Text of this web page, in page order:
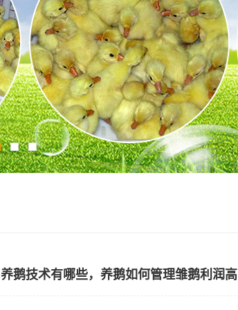
养鹅技术有哪些，养鹅如何管理雏鹅利润高